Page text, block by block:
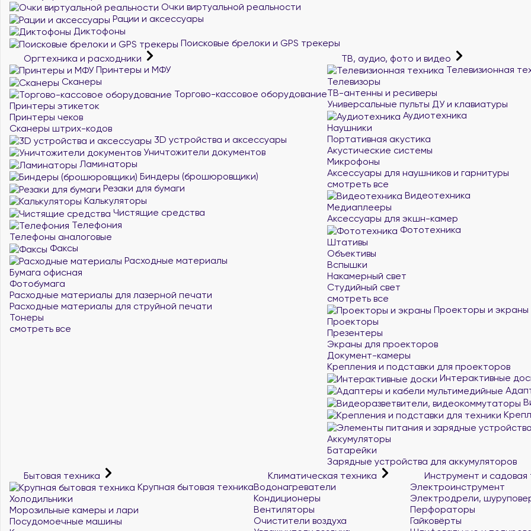
Очки виртуальной реальности
Рации и аксессуары
Диктофоны
Поисковые брелоки и GPS трекеры
Оргтехника и расходники
Принтеры и МФУ
Сканеры
Торгово-кассовое оборудование
Принтеры этикеток
Принтеры чеков
Сканеры штрих-кодов
3D устройства и аксессуары
Уничтожители документов
Ламинаторы
Биндеры (брошюровщики)
Резаки для бумаги
Калькуляторы
Чистящие средства
Телефония
Телефоны аналоговые
Факсы
Расходные материалы
Бумага офисная
Фотобумага
Расходные материалы для лазерной печати
Расходные материалы для струйной печати
Тонеры
смотреть все
ТВ, аудио, фото и видео
Телевизионная
Телевизоры
ТВ-антенны и ресиверы
Универсальные пульты ДУ и клавиатуры
Аудиотехника
Наушники
Портативная акустика
Акустические системы
Микрофоны
Аксессуары для наушников и гарнитуры
смотреть все
Видеотехника
Медиаплееры
Аксессуары для экшн-камер
Фототехника
Штативы
Объективы
Вспышки
Накамерный свет
Студийный свет
смотреть все
Проекторы и экраны
Проекторы
Презентеры
Экраны для проекторов
Документ-камеры
Крепления и подставки для проекторов
Интерактивные
Аккумуляторы
Батарейки
Зарядные устройства для аккумуляторов
Бытовая техника
Крупная бытовая техника
Холодильники
Морозильные камеры и лари
Посудомоечные машины
Климатическая техника
Водонагреватели
Кондиционеры
Вентиляторы
Очистители воздуха
Инструмент и садовая
Электроинструмент
Электродрели,
Перфораторы
Гайковёрты